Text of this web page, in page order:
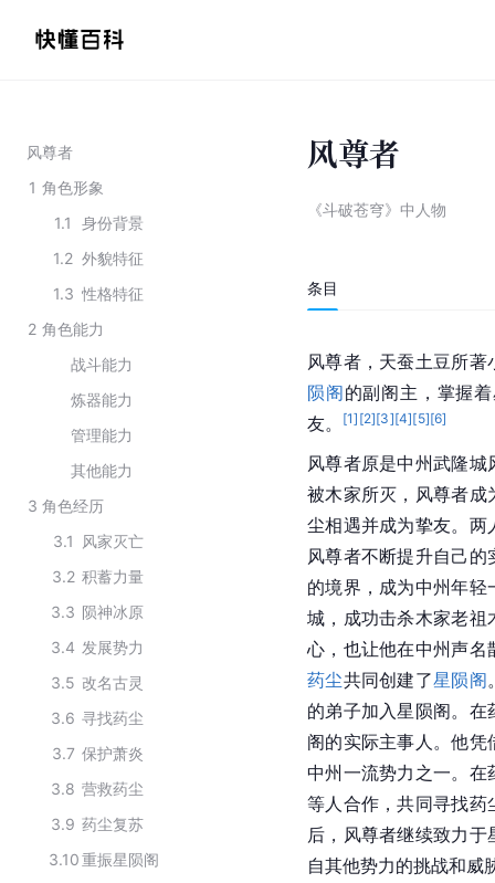
风尊者
1 角色形象
1.1
身份背景
1.2 外貌特征
1.3 性格特征
2 角色能力
战斗能力
炼器能力
管理能力
其他能力
3 角色经历
3.1
风家灭亡
3.2 积蓄力量
3.3 陨神冰原
3.4 发展势力
3.5 改名古灵
3.6 寻找药尘
3.7 保护萧炎
3.8 营救药尘
3.9 药尘复苏
3.10重振星陨阁
风尊者
《斗破苍穹》中人物
条目
风尊者， 天蚕土豆所著
陨阁的副阁主，掌握
友。
[1] [2][3][4][5][6]
风尊者原是中州武隆
被木家所灭，风尊者
尘相遇并成为挚友。两
风尊者不断提升自己
的境界，成为中州年
城，成功击杀木家老祖
心，也让他在中州声名
药尘共同创建了星陨阁
的弟子加入星陨阁。
阁的实际主事 人。他
中州一流势力之一。在
等人合作，共同寻找药
后，风尊者继续致力
自其他势力的挑战和威